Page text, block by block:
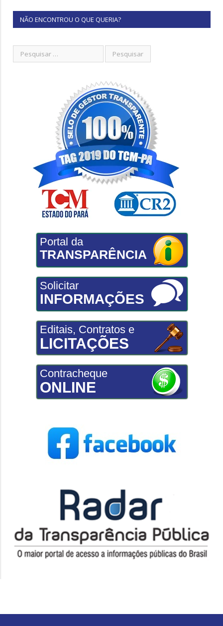
NÃO ENCONTROU O QUE QUERIA?
Portal da
TRANSPARÊNCIA
Solicitar
INFORMAÇÕES
Editais, Contratos e
LICITAÇÕES
Contracheque
ONLINE